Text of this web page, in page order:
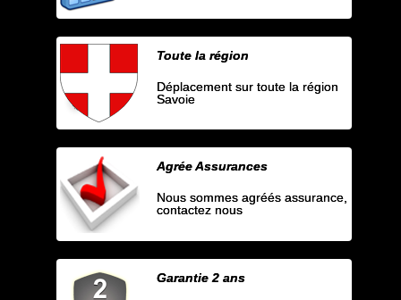
Toute la région
Déplacement sur toute la région
Savoie
Agrée Assurances
Nous sommes agréés assurance,
contactez nous
Garantie 2 ans